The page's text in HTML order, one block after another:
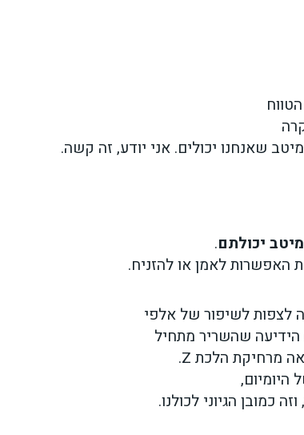
שאנחנו יכולים. אני יודע, זה קשה.
יכולתם.
האפשרות לאמן או להזניח.
לצפות לשיפור של אלפי
שהשריר מתחיל
היומיום,
כמובן הגיוני לכולנו.